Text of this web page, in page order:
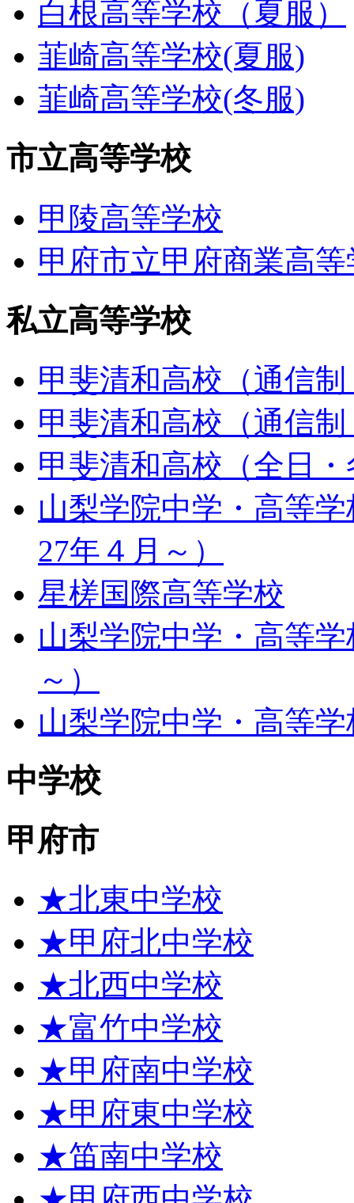
白根高等学校（夏服）
韮崎高等学校(夏服)
韮崎高等学校(冬服)
市立高等学校
甲陵高等学校
甲府市立甲府商業高等
私立高等学校
甲斐清和高校（通信
甲斐清和高校（通信
甲斐清和高校（全日
山梨学院中学・高等
27年４月～）
星槎国際高等学校
山梨学院中学・高等
～）
山梨学院中学・高等
中学校
甲府市
★北東中学校
★甲府北中学校
★北西中学校
★富竹中学校
★甲府南中学校
★甲府東中学校
★笛南中学校